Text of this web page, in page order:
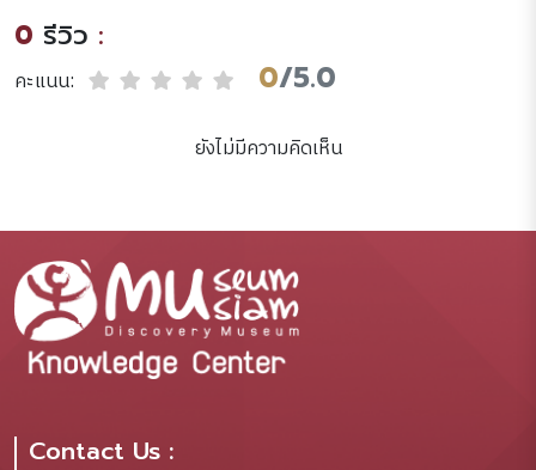
0 รีวิว :
คะแนน: 0/5.0
ยังไม่มีความคิดเห็น
Contact Us :